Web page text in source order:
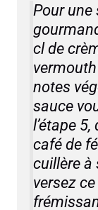
Pour une
cl de
notes
sauce
l’étape
café de
cuillère à
versez